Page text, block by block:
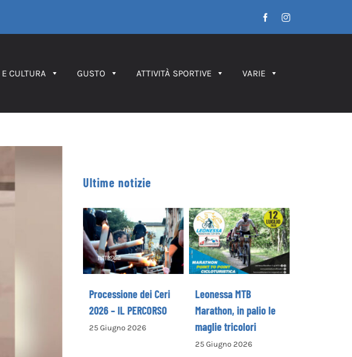
FacebookInstagram
CULTURA GUSTO ATTIVITÀ SPORTIVE VARIE
Ultime notizie
Processione dei
Ceri 2026 – IL
PERCORSO
Processione dei Ceri
2026 – IL PERCORSO
25 Giugno 2026
Leonessa MTB
Marathon, in
palio le maglie
tricolori
Leonessa MTB
Marathon, in palio le
maglie tricolori
25 Giugno 2026
La Cooperativa
Sociale Levante